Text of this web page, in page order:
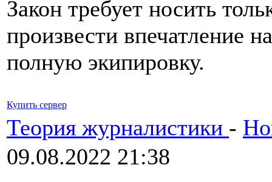
Закон требует носить
произвести впечатление
полную экипировку.
Купить сервер
Теория журналистики -
09.08.2022 21:38